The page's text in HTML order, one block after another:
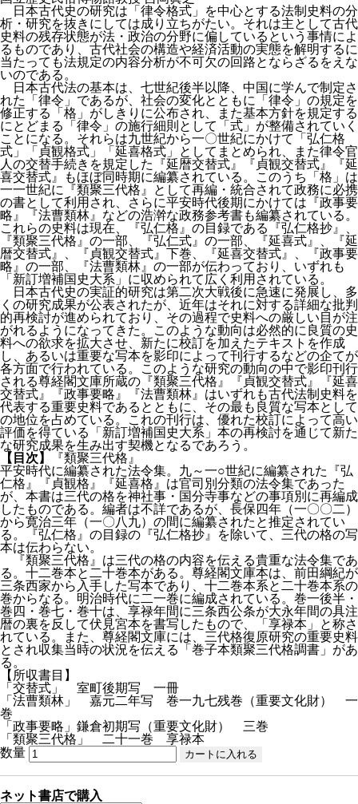
日本古代史の研究は「律令格式」を中心とする法制史料の分
析・研究を抜きにしては成り立ちがたい。それは主として古代
史料の残存状態が法・政治の分野に偏しているという事情によ
るものであり、古代社会の構造や経済活動の実態を解明するに
当たっても法規定の内容分析が不可欠の回路とならざるをえな
いのである。
日本古代法の基本は、七世紀後半以降、中国に学んで制定さ
れた「律令」であるが、社会の変化とともに「律令」の規定を
修正する「格」がしきりに公布され、また基本方針を規定する
にとどまる「律令」の施行細則として「式」が整備されていく
ことになる。それらは九世紀から一〇世紀にかけて「弘仁格
式」「貞観格式」「延喜格式」としてまとめられ、また律令官
人の交替手続きを規定した『延暦交替式』『貞観交替式』『延
喜交替式』もほぼ同時期に編纂されている。このうち「格」は
一一世紀に『類聚三代格』として再編・統合されて政務に必携
の書として利用され、さらに平安時代後期にかけては『政事要
略』『法曹類林』などの浩澣な政務参考書も編纂されている。
これらの史料は現在、『弘仁格』の目録である『弘仁格抄』、
『類聚三代格』の一部、『弘仁式』の一部、『延喜式』、『延
暦交替式』、『貞観交替式』下巻、『延喜交替式』、『政事要
略』の一部、『法曹類林』の一部が伝わっており、いずれも
「新訂増補国史大系」に収められて広く利用されている。
日本古代史の実証的研究は第二次大戦後に急速に発展し、多
くの研究成果が公表されたが、近年はそれに対する詳細な批判
的再検討が進められており、その過程で史料への厳しい目が注
がれるようになってきた。このような動向は必然的に良質の史
料への欲求を拡大させ、新たに校訂を加えたテキストを作成
し、あるいは重要な写本を影印によって刊行するなどの企てが
各方面で行われている。このような研究の動向の中で影印刊行
される尊経閣文庫所蔵の『類聚三代格』『貞観交替式』『延喜
交替式』『政事要略』『法曹類林』はいずれも古代法制史料を
代表する重要史料であるとともに、その最も良質な写本として
の地位を占めている。これの刊行は、優れた校訂によって高い
評価を得ている「新訂増補国史大系」本の再検討を通じて新た
な研究成果を生み出す契機となるであろう。
【目次】
『類聚三代格』
平安時代に編纂された法令集。九～一○世紀に編纂された『弘
仁格』『貞観格』『延喜格』は官司別分類の法令集であった
が、本書は三代の格を神社事・国分寺事などの事項別に再編成
したものである。編者は不詳であるが、長保四年（一〇〇二）
から寛治三年（一〇八九）の間に編纂されたと推定されてい
る。『弘仁格』の目録の『弘仁格抄』を除いて、三代の格の写
本は伝わらない。
『類聚三代格』は三代の格の内容を伝える貴重な法令集であ
る。十二巻本と二十巻本がある。尊経閣文庫本は、前田綱紀が
三条西家から入手した写本であり、十二巻本系と二十巻本系の
巻からなる。明治時代に二一巻に編成されている。巻一後半・
巻四・巻七・巻十は、享禄年間に三条西公条が大永年間の具注
暦の裏を反して伏見宮本を書写したもので、「享禄本」と称さ
れている。また、尊経閣文庫には、三代格復原研究の重要史料
とされ収集当時の状況を伝える「巻子本類聚三代格調書」があ
る。
【所収書目】
「交替式」 室町後期写 一冊
「法曹類林」 嘉元二年写 巻一九七残巻（重要文化財） 一
巻
「政事要略」鎌倉初期写（重要文化財） 三巻
「類聚三代格」 二十一巻 享禄本
数量
ネット書店で購入